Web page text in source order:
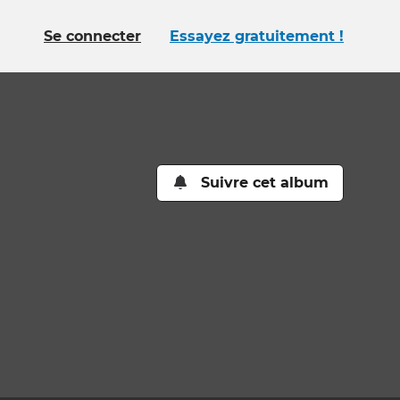
Se connecter Essayez gratuitement !
Suivre cet album